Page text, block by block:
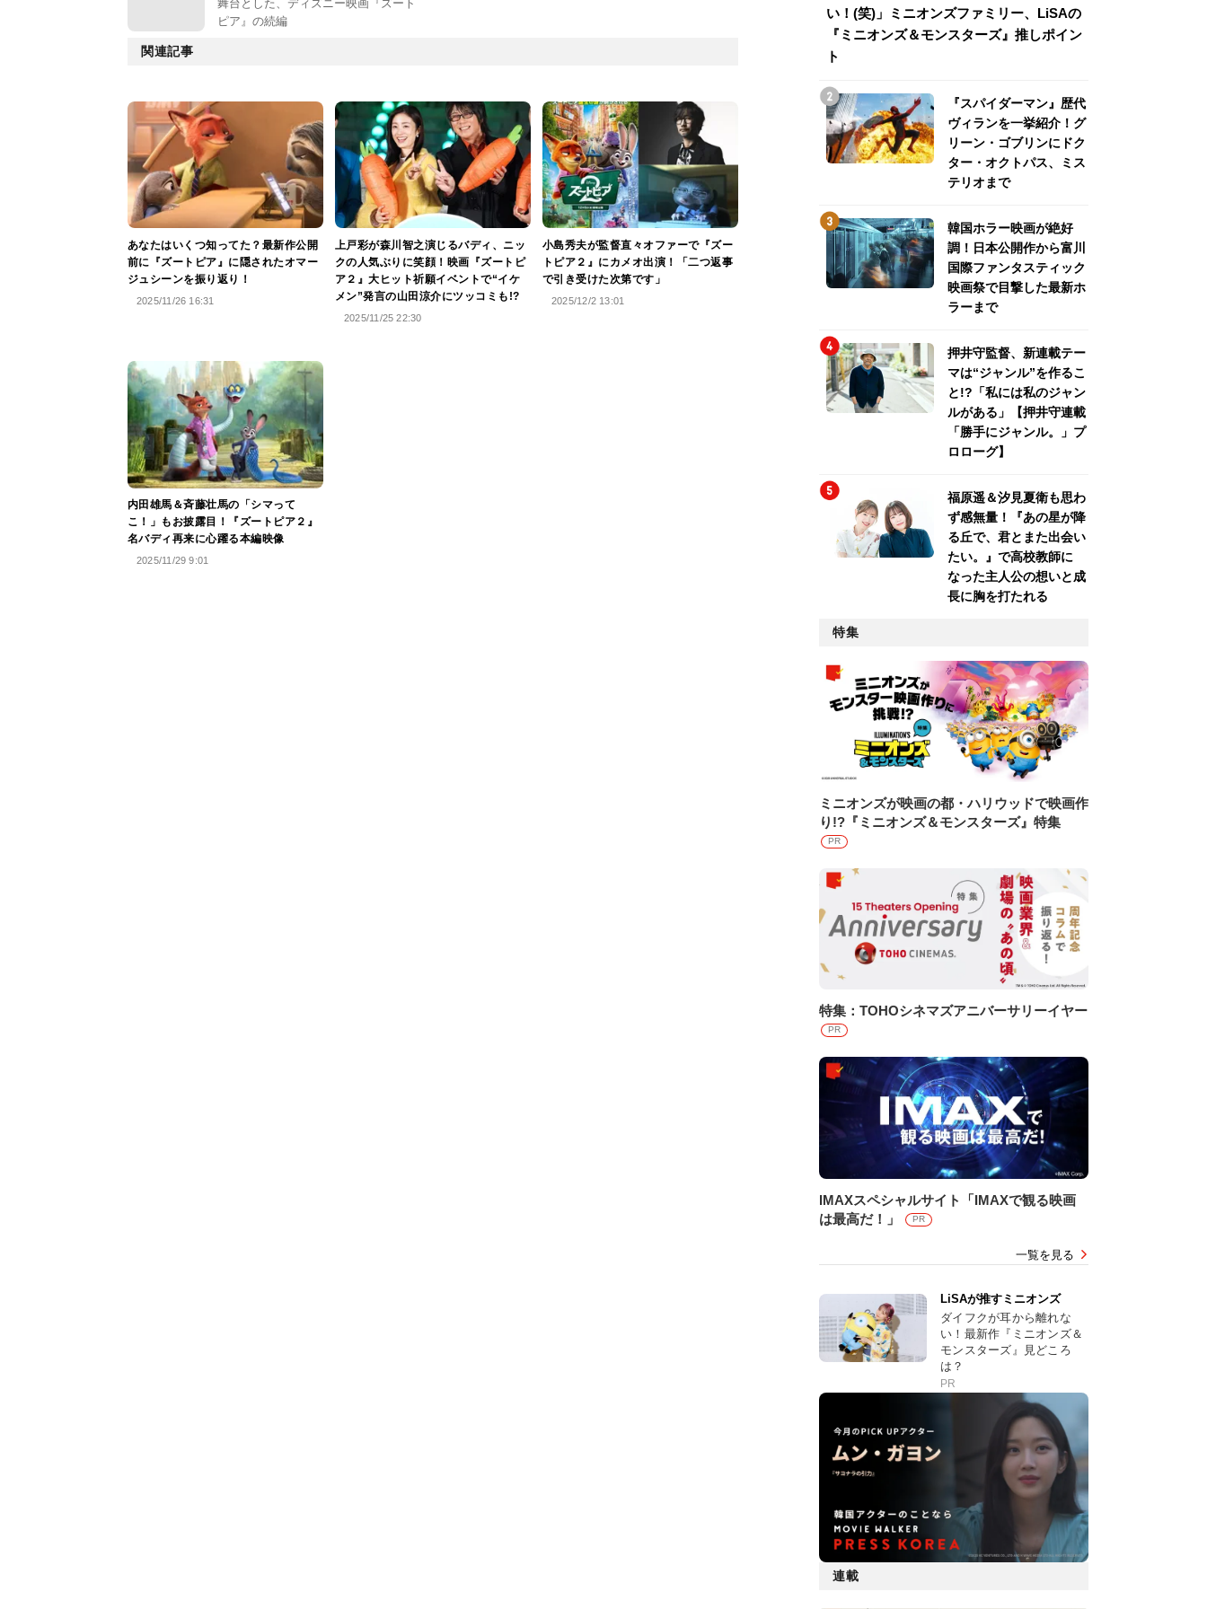
舞台とした、ディズニー映画『ズート
ピア』の続編
関連記事
あなたはいくつ知ってた？最新作公開
前に『ズートピア』に隠されたオマー
ジュシーンを振り返り！
2025/11/26 16:31
上戸彩が森川智之演じるバディ、ニッ
クの人気ぶりに笑顔！映画『ズートピ
ア２』大ヒット祈願イベントで“イケ
メン”発言の山田涼介にツッコミも!?
2025/11/25 22:30
小島秀夫が監督直々オファーで『ズー
トピア２』にカメオ出演！「二つ返事
で引き受けた次第です」
2025/12/2 13:01
内田雄馬＆斉藤壮馬の「シマって
こ！」もお披露目！『ズートピア２』
名バディ再来に心躍る本編映像
2025/11/29 9:01
い！(笑)」ミニオンズファミリー、LiSAの
『ミニオンズ＆モンスターズ』推しポイン
ト
『スパイダーマン』歴代
ヴィランを一挙紹介！グ
リーン・ゴブリンにドク
ター・オクトパス、ミス
テリオまで
韓国ホラー映画が絶好
調！日本公開作から富川
国際ファンタスティック
映画祭で目撃した最新ホ
ラーまで
押井守監督、新連載テー
マは“ジャンル”を作るこ
と!?「私には私のジャン
ルがある」【押井守連載
「勝手にジャンル。」プ
ロローグ】
福原遥＆汐見夏衛も思わ
ず感無量！『あの星が降
る丘で、君とまた出会い
たい。』で高校教師に
なった主人公の想いと成
長に胸を打たれる
特集
ミニオンズが映画の都・ハリウッドで映画作
り!?『ミニオンズ＆モンスターズ』特集
PR
特集：TOHOシネマズアニバーサリーイヤー
PR
IMAXスペシャルサイト「IMAXで観る映画
は最高だ！」
PR
一覧を見る
LiSAが推すミニオンズ
ダイフクが耳から離れな
い！最新作『ミニオンズ＆
モンスターズ』見どころ
は？
PR
連載